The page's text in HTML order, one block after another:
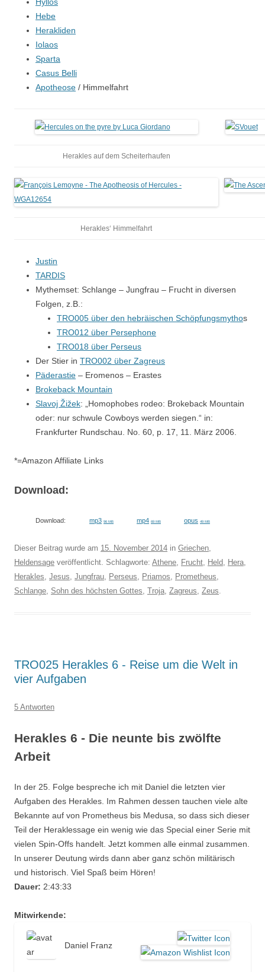
Hebe
Herakliden
Iolaos
Sparta
Casus Belli
Apotheose / Himmelfahrt
Herakles auf dem Scheiterhaufen
Herakles‘ Himmelfahrt
Justin
TARDIS
Mythemset: Schlange – Jungfrau – Frucht in diversen
Folgen, z.B.:
TRO005 über den hebräischen Schöpfungsmythos
TRO012 über Persephone
TRO018 über Perseus
Der Stier in TRO002 über Zagreus
Päderastie – Eromenos – Erastes
Brokeback Mountain
Slavoj Žižek: „Homophobes rodeo: Brokeback Mountain
oder: nur schwule Cowboys werden siegen.“ in:
Frankfurter Rundschau. No. 60, p. 17, 11. März 2006.
*=Amazon Affiliate Links
Download:
Download: mp3 96 MB mp4 69 MB opus 49 MB
Dieser Beitrag wurde am 15. November 2014 in Griechen,
Heldensage veröffentlicht. Schlagworte: Athene, Frucht, Held, Hera,
Herakles, Jesus, Jungfrau, Perseus, Priamos, Prometheus,
Schlange, Sohn des höchsten Gottes, Troja, Zagreus, Zeus.
TRO025 Herakles 6 - Reise um die Welt in
vier Aufgaben
5 Antworten
Herakles 6 - Die neunte bis zwölfte
Arbeit
In der 25. Folge bespreche ich mit Daniel die letzten vier
Aufgaben des Herakles. Im Rahmen dessen tauchen viele alte
Bekannte auf von Prometheus bis Medusa, so dass sich dieser
Teil der Heraklessage ein wenig wie das Special einer Serie mit
vielen Spin-Offs handelt. Jetzt kommen alle einmal zusammen.
In unserer Deutung wirds dann aber ganz schön militärisch
und historisch. Viel Spaß beim Hören!
Dauer: 2:43:33
Mitwirkende:
Daniel Franz